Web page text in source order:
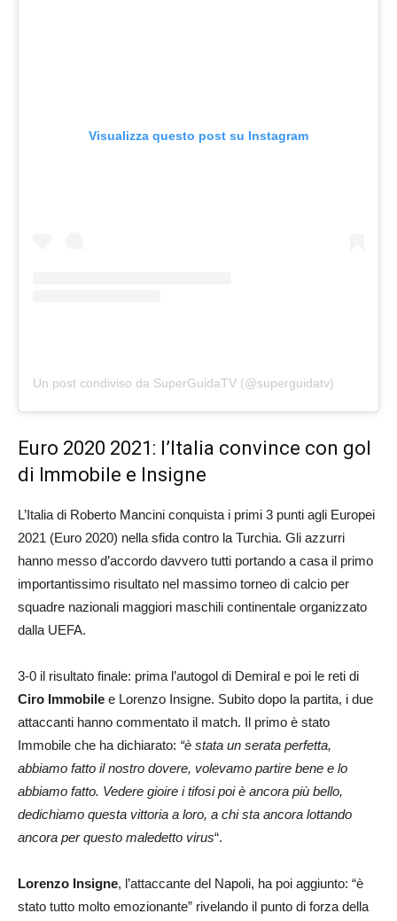
Visualizza questo post su Instagram
Un post condiviso da SuperGuidaTV (@superguidatv)
Euro 2020 2021: l’Italia convince con gol
di Immobile e Insigne
L’Italia di Roberto Mancini conquista i primi 3 punti agli Europei
2021 (Euro 2020) nella sfida contro la Turchia. Gli azzurri
hanno messo d’accordo davvero tutti portando a casa il primo
importantissimo risultato nel massimo torneo di calcio per
squadre nazionali maggiori maschili continentale organizzato
dalla UEFA.
3-0 il risultato finale: prima l’autogol di Demiral e poi le reti di
Ciro Immobile e Lorenzo Insigne. Subito dopo la partita, i due
attaccanti hanno commentato il match. Il primo è stato
Immobile che ha dichiarato: “è stata un serata perfetta,
abbiamo fatto il nostro dovere, volevamo partire bene e lo
abbiamo fatto. Vedere gioire i tifosi poi è ancora più bello,
dedichiamo questa vittoria a loro, a chi sta ancora lottando
ancora per questo maledetto virus“.
Lorenzo Insigne, l’attaccante del Napoli, ha poi aggiunto: “è
stato tutto molto emozionante” rivelando il punto di forza della